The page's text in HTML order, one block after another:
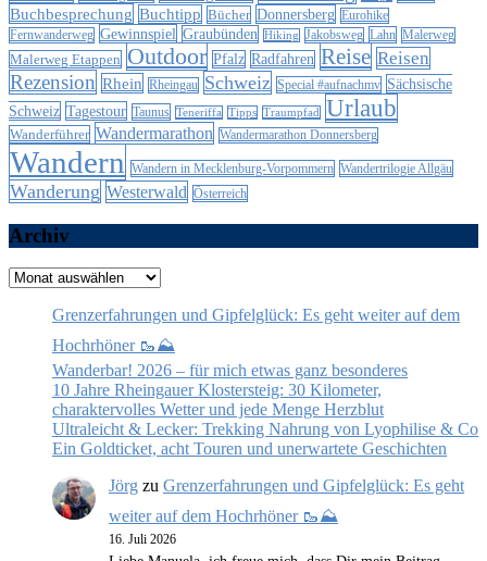
Buchbesprechung Buchtipp Bücher Donnersberg Eurohike
Fernwanderweg Gewinnspiel Graubünden Hiking Jakobsweg Lahn Malerweg
Malerweg Etappen Outdoor Pfalz Radfahren Reise Reisen
Rezension Rhein Rheingau Schweiz Special #aufnachmv Sächsische
Schweiz Tagestour Taunus Teneriffa Tipps Traumpfad Urlaub
Wanderführer Wandermarathon Wandermarathon Donnersberg
Wandern Wandern in Mecklenburg-Vorpommern Wandertrilogie Allgäu
Wanderung Westerwald Österreich
Archiv
Archiv
Grenzerfahrungen und Gipfelglück: Es geht weiter auf dem
Hochrhöner 🥾⛰️
Wanderbar! 2026 – für mich etwas ganz besonderes
10 Jahre Rheingauer Klostersteig: 30 Kilometer,
charaktervolles Wetter und jede Menge Herzblut
Ultraleicht & Lecker: Trekking Nahrung von Lyophilise & Co
Ein Goldticket, acht Touren und unerwartete Geschichten
Jörg zu Grenzerfahrungen und Gipfelglück: Es geht
weiter auf dem Hochrhöner 🥾⛰️
16. Juli 2026